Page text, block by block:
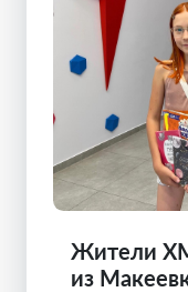
Жители
из